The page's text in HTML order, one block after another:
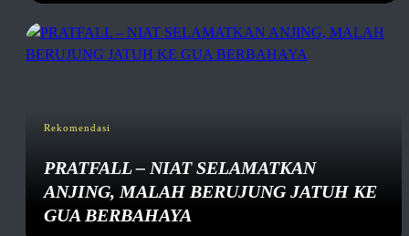
Rekomendasi
PRATFALL – NIAT SELAMATKAN
ANJING, MALAH BERUJUNG JATUH KE
GUA BERBAHAYA